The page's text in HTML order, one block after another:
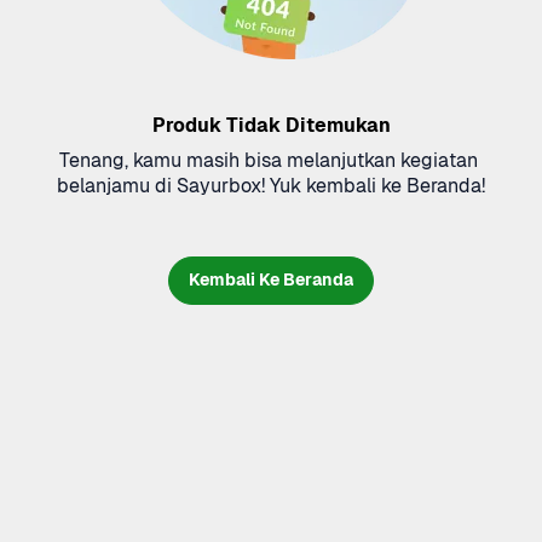
Produk Tidak Ditemukan
Tenang, kamu masih bisa melanjutkan kegiatan
belanjamu di Sayurbox! Yuk kembali ke Beranda!
Kembali Ke Beranda